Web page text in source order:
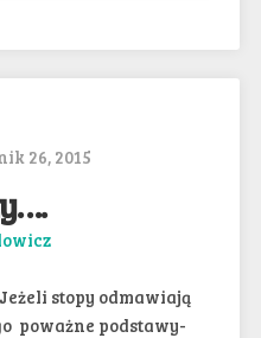
26, 2015
stopy odmawiają
poważne podstawy-